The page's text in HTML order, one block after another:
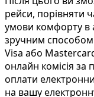
рейси, порівняти
умови комфорту в
зручним способом
Visa або
онлайн комісія за
оплати
на вашу